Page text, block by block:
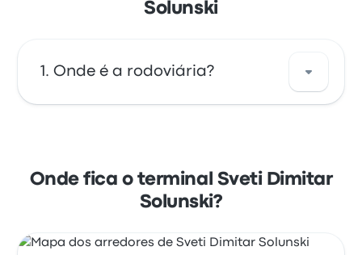
Solunski
Onde é a rodoviária?
Center Blagoevgrad, Bulgaria. Veja a
localização desta parada de ônibus em
Blagoevgrad no mapa.
Onde fica o terminal Sveti Dimitar
Solunski?